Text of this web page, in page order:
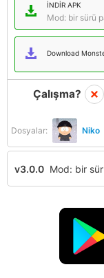
İNDIR APK
Mod: bir sürü
Download
Dosyalar: Niko
Çalışma?
v3.0.0 Mod: bir